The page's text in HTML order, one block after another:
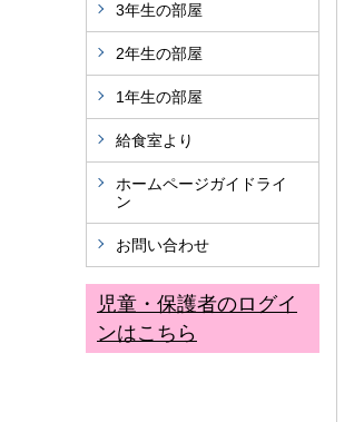
3年生の部屋
2年生の部屋
1年生の部屋
給食室より
ホームページガイドライ
ン
お問い合わせ
児童・保護者のログイ
ンはこちら